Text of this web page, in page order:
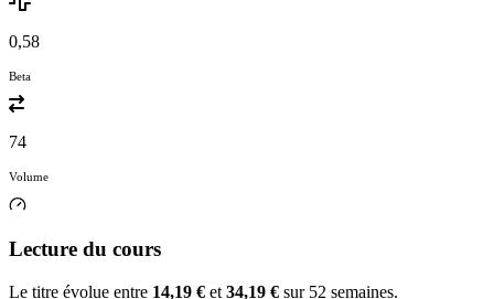
0,58
Beta
74
Volume
Lecture du cours
Le titre évolue entre 14,19 € et 34,19 € sur 52 semaines.